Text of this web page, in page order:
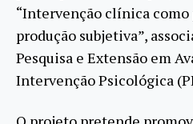
“Intervenção clínica
produção subjetiva”,
Pesquisa e Extensão em
Intervenção Psicológica